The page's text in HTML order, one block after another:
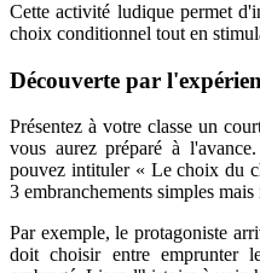
Cette activité ludique permet
choix conditionnel tout en
Découverte par
Présentez à votre classe un
vous aurez préparé à
pouvez intituler « Le choix du
3 embranchements simples
Par exemple, le protagoniste
doit choisir entre emprunter